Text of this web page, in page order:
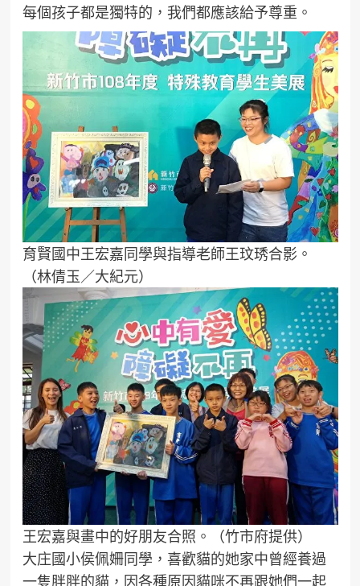
每個孩子都是獨特的，我們都應該給予尊重。
育賢國中王宏嘉同學與指導老師王玟琇合影。
（林倩玉／大紀元）
王宏嘉與畫中的好朋友合照。（竹市府提供）
大庄國小侯佩姍同學，喜歡貓的她家中曾經養過
一隻胖胖的貓，因各種原因貓咪不再跟她們一起